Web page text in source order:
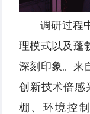
调研过程
理模式以及蓬
深刻印象。来
创新技术倍感
棚、环境控